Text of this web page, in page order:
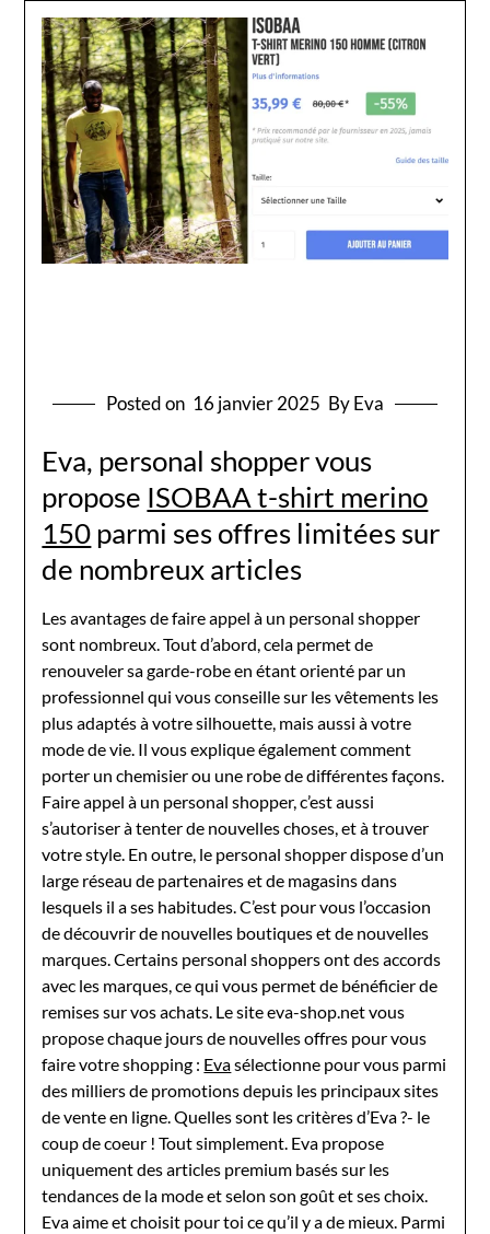
Posted on 16 janvier 2025 By Eva
Eva, personal shopper vous
propose ISOBAA t-shirt merino
150parmi ses offres limitées sur
de nombreux articles
Les avantages de faire appel à un personal shopper
sont nombreux. Tout d’abord, cela permet de
renouveler sa garde-robe en étant orienté par un
professionnel qui vous conseille sur les vêtements les
plus adaptés à votre silhouette, mais aussi à votre
mode de vie. Il vous explique également comment
porter un chemisier ou une robe de différentes façons.
Faire appel à un personal shopper, c’est aussi
s’autoriser à tenter de nouvelles choses, et à trouver
votre style. En outre, le personal shopper dispose d’un
large réseau de partenaires et de magasins dans
lesquels il a ses habitudes. C’est pour vous l’occasion
de découvrir de nouvelles boutiques et de nouvelles
marques. Certains personal shoppers ont des accords
avec les marques, ce qui vous permet de bénéficier de
remises sur vos achats. Le site eva-shop.net vous
propose chaque jours de nouvelles offres pour vous
faire votre shopping : Evasélectionne pour vous parmi
des milliers de promotions depuis les principaux sites
de vente en ligne. Quelles sont les critères d’Eva ?- le
coup de coeur ! Tout simplement. Eva propose
uniquement des articles premium basés sur les
tendances de la mode et selon son goût et ses choix.
Eva aime et choisit pour toi ce qu’il y a de mieux. Parmi